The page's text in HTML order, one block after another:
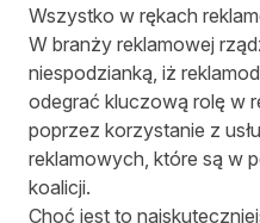
Wszystko w rękach
W branży reklamowej
niespodzianką, iż
odegrać kluczową rolę w
poprzez korzystanie z
reklamowych, które są w
koalicji.
Choć jest to